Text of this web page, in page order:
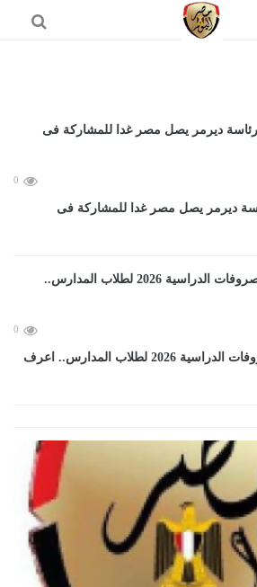
0
ديرمر يصل مصر غدا للمشاركة فى
0
أماكن وطرق سداد المصروفات الدراسية 2026 لطلاب المدارس.. اعرف